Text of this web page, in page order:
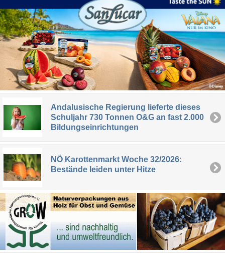
Andalusische Regierung lieferte dieses
Schuljahr 730 Tonnen O&G an fast 2.000
Bildungseinrichtungen
NÖ Karottenmarkt Woche 32/2026:
Bestände leiden unter Hitze